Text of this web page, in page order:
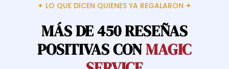
cantidad
✦ LO QUE DICEN QUIENES YA REGALARON ✦
MÁS DE 450 RESEÑAS
POSITIVAS CONMAGIC